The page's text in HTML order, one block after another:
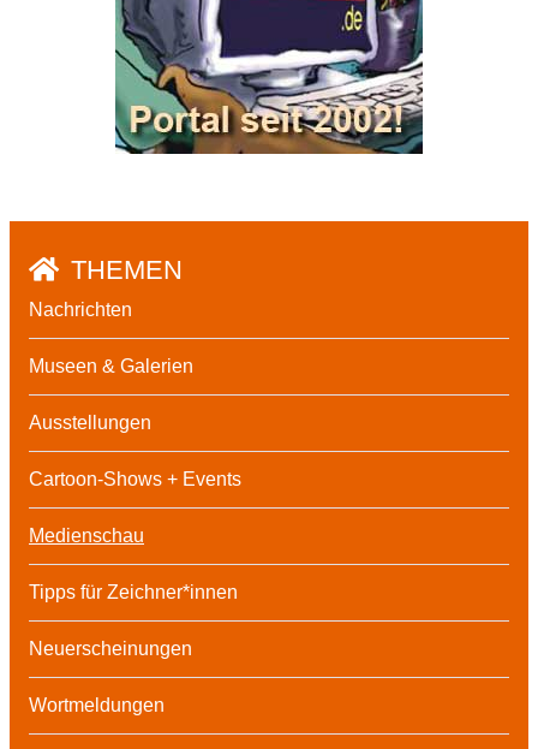
THEMEN
Nachrichten
Museen & Galerien
Ausstellungen
Cartoon-Shows + Events
Medienschau
Tipps für Zeichner*innen
Neuerscheinungen
Wortmeldungen